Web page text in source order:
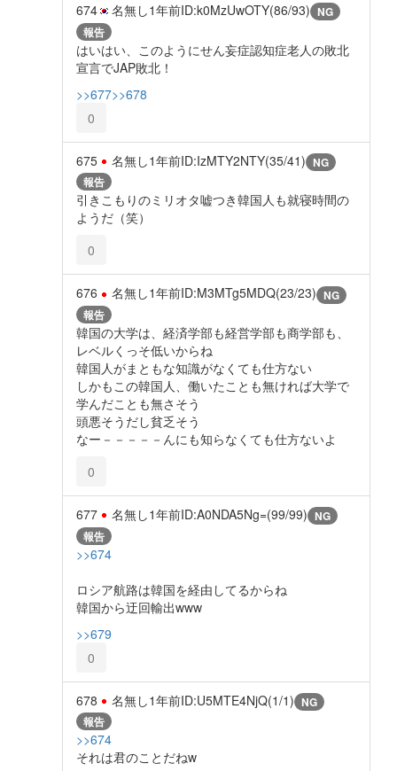
674 名無し1年前ID:k0MzUwOTY(86/93) NG
報告
はいはい、このようにせん妄症認知症老人の敗北
宣言でJAP敗北！
>>677>>678
0
675 名無し1年前ID:IzMTY2NTY(35/41) NG
報告
引きこもりのミリオタ嘘つき韓国人も就寝時間の
ようだ（笑）
0
676 名無し1年前ID:M3MTg5MDQ(23/23) NG
報告
韓国の大学は、経済学部も経営学部も商学部も、
レベルくっそ低いからね
韓国人がまともな知識がなくても仕方ない
しかもこの韓国人、働いたことも無ければ大学で
学んだことも無さそう
頭悪そうだし貧乏そう
なー－－－－－んにも知らなくても仕方ないよ
0
677 名無し1年前ID:A0NDA5Ng=(99/99) NG
報告
>>674
ロシア航路は韓国を経由してるからね
韓国から迂回輸出www
>>679
0
678 名無し1年前ID:U5MTE4NjQ(1/1) NG
報告
>>674
それは君のことだねw